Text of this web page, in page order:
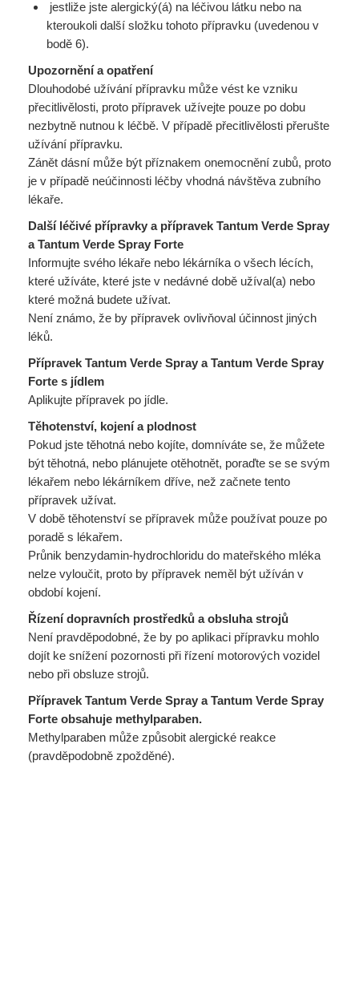
jestliže jste alergický(á) na léčivou látku nebo na
kteroukoli další složku tohoto přípravku (uvedenou v
bodě 6).
Upozornění a opatření
Dlouhodobé užívání přípravku může vést ke vzniku
přecitlivělosti, proto přípravek užívejte pouze po dobu
nezbytně nutnou k léčbě. V případě přecitlivělosti přerušte
užívání přípravku.
Zánět dásní může být příznakem onemocnění zubů, proto
je v případě neúčinnosti léčby vhodná návštěva zubního
lékaře.
Další léčivé přípravky a přípravek Tantum Verde Spray
a Tantum Verde Spray Forte
Informujte svého lékaře nebo lékárníka o všech lécích,
které užíváte, které jste v nedávné době užíval(a) nebo
které možná budete užívat.
Není známo, že by přípravek ovlivňoval účinnost jiných
léků.
Přípravek Tantum Verde Spray a Tantum Verde Spray
Forte s jídlem
Aplikujte přípravek po jídle.
Těhotenství, kojení a plodnost
Pokud jste těhotná nebo kojíte, domníváte se, že můžete
být těhotná, nebo plánujete otěhotnět, poraďte se se svým
lékařem nebo lékárníkem dříve, než začnete tento
přípravek užívat.
V době těhotenství se přípravek může používat pouze po
poradě s lékařem.
Průnik benzydamin-hydrochloridu do mateřského mléka
nelze vyloučit, proto by přípravek neměl být užíván v
období kojení.
Řízení dopravních prostředků a obsluha strojů
Není pravděpodobné, že by po aplikaci přípravku mohlo
dojít ke snížení pozornosti při řízení motorových vozidel
nebo při obsluze strojů.
Přípravek Tantum Verde Spray a Tantum Verde Spray
Forte obsahuje methylparaben.
Methylparaben může způsobit alergické reakce
(pravděpodobně zpožděné).